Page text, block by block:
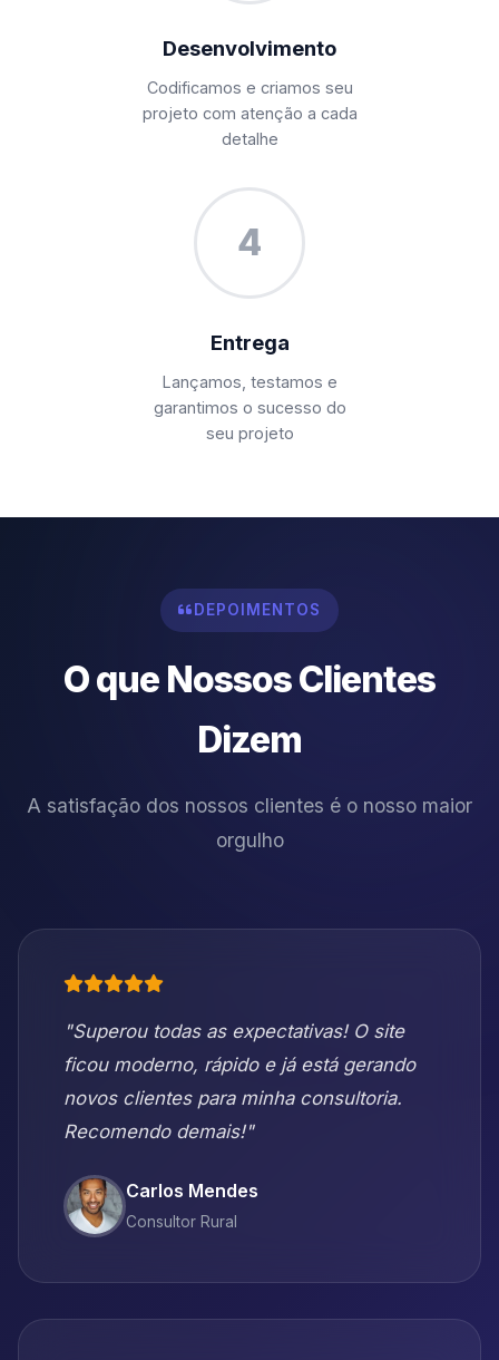
Desenvolvimento
Codificamos e criamos seu
projeto com atenção a cada
detalhe
4
Entrega
Lançamos, testamos e
garantimos o sucesso do
seu projeto
DEPOIMENTOS
O que Nossos Clientes
Dizem
A satisfação dos nossos clientes é o nosso maior
orgulho
"Superou todas as expectativas! O site
ficou moderno, rápido e já está gerando
novos clientes para minha consultoria.
Recomendo demais!"
Carlos Mendes
Consultor Rural